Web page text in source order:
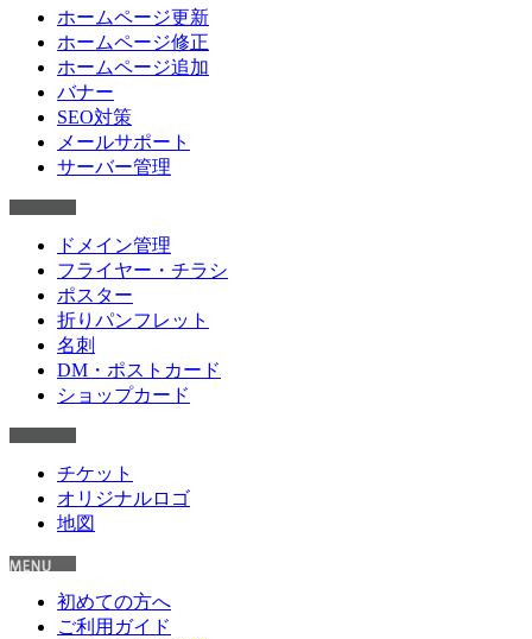
ホームページ更新
ホームページ修正
ホームページ追加
バナー
SEO対策
メールサポート
サーバー管理
ドメイン管理
フライヤー・チラシ
ポスター
折りパンフレット
名刺
DM・ポストカード
ショップカード
チケット
オリジナルロゴ
地図
初めての方へ
ご利用ガイド